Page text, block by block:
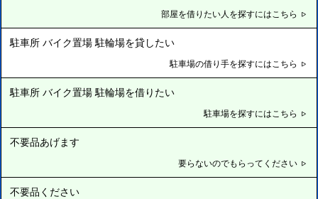
部屋を借りたい人を探すにはこちら
駐車所 バイク置場 駐輪場を貸したい
駐車場の借り手を探すにはこちら
駐車所 バイク置場 駐輪場を借りたい
駐車場を探すにはこちら
不要品あげます
要らないのでもらってください
不要品ください